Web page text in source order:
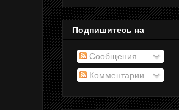
Подпишитесь на
Сообщения
Комментарии